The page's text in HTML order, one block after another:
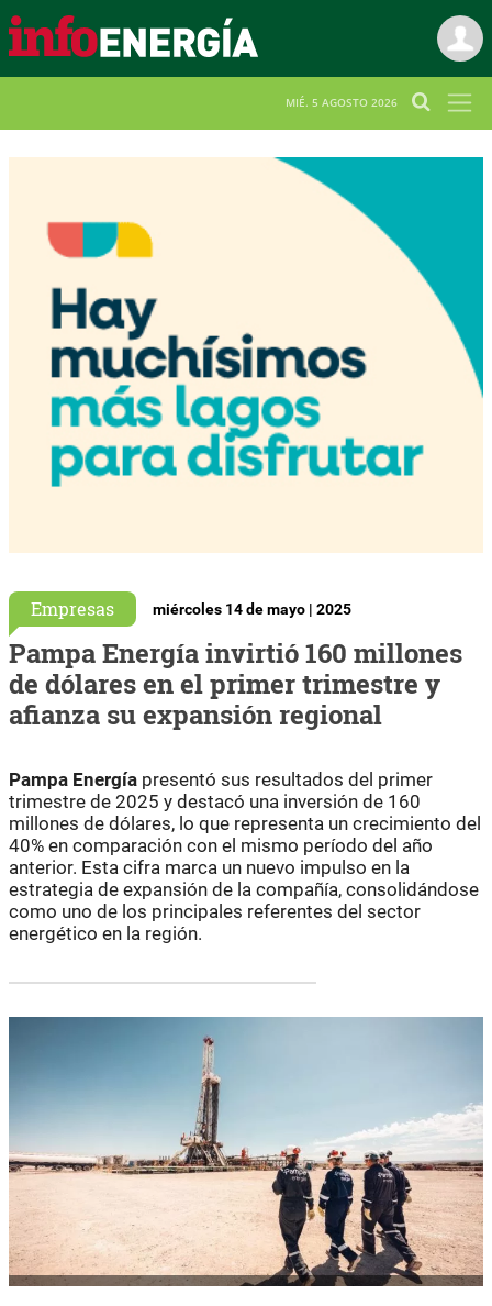
MIÉ. 5 AGOSTO 2026
Empresas miércoles 14 de mayo | 2025
Pampa Energía invirtió 160 millones
de dólares en el primer trimestre y
afianza su expansión regional
Pampa Energía presentó sus resultados del primer
trimestre de 2025 y destacó una inversión de 160
millones de dólares, lo que representa un crecimiento del
40% en comparación con el mismo período del año
anterior. Esta cifra marca un nuevo impulso en la
estrategia de expansión de la compañía, consolidándose
como uno de los principales referentes del sector
energético en la región.